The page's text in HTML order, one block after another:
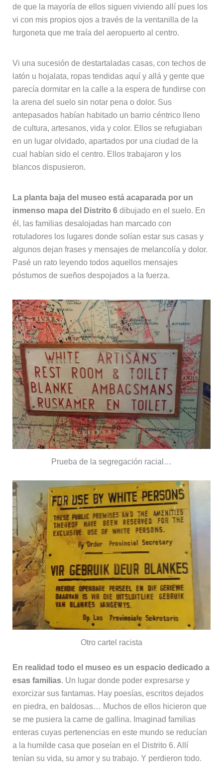
de que la mayoría de ellos siguen viviendo allí pues los
vi con mis propios ojos a través de la ventanilla de la
furgoneta que me traía del aeropuerto al centro.
Vi una sucesión de destartaladas casas, con techos de
latón u hojalata, ropas tendidas aquí y allá y gente que
parecía dormitar en la calle a la espera de fundirse con
la arena del suelo sin notar pena o dolor. Sus
antepasados habían habitado un barrio céntrico lleno
de cultura, artesanos, vida y color. Ellos se refugiaban
en un lugar olvidado, apartados por una ciudad de la
cual habían sido el centro. Ellos trabajaron y los
blancos dispusieron.
La planta baja del museo está acaparada por un
inmenso mapa del Distrito 6dibujado en el suelo. En
él, las familias desalojadas han marcado con
rotuladores los lugares donde solían estar sus casas y
algunos dejan frases y mensajes de melancolía y dolor.
Pasé un rato leyendo todos aquellos mensajes
póstumos de sueños despojados a la fuerza.
Prueba de la segregación racial…
Otro cartel racista
En realidad todo el museo es un espacio dedicado a
esas familias. Un lugar donde poder expresarse y
exorcizar sus fantamas. Hay poesías, escritos dejados
en piedra, en baldosas… Muchos de ellos hicieron que
se me pusiera la carne de gallina. Imaginad familias
enteras cuyas pertenencias en este mundo se reducían
a la humilde casa que poseían en el Distrito 6. Allí
tenían su vida, su amor y su trabajo. Y perdieron todo.